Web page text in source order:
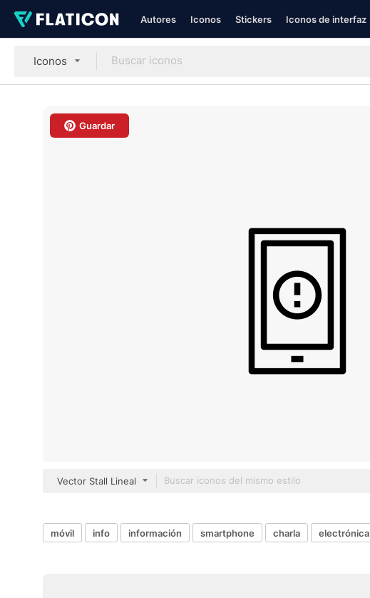
Autores Iconos Stickers Iconos de interfaz
Iconos
Guardar
Vector Stall Lineal
móvil info información smartphone charla electrónica